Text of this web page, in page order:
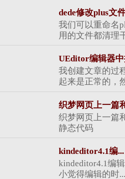
dede修改plus文
我们可以重命名
用的文件都清理
UEditor编辑器中
我创建文章的过
起来是正常的，
织梦网页上一篇
织梦网页上一篇
静态代码
kindeditor4.1编...
kindeditor4.1编
小觉得编辑的时...